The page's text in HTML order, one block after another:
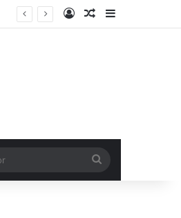
EntrarArtigo aleatório
Barra Lateral
por